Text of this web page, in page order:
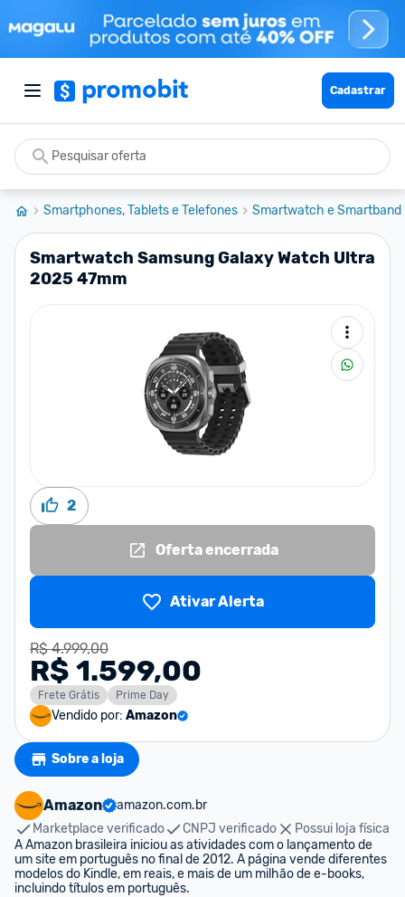
Cadastrar
Smartphones, Tablets e Telefones Smartwatch e Smartband
Smartwatch Samsung Galaxy Watch Ultra
2025 47mm
2
Oferta encerrada
Ativar Alerta
R$ 4.999,00
R$ 1.599,00
Frete Grátis Prime Day
Vendido por: Amazon
Sobre a loja
Amazon
amazon.com.br
Marketplace verificado
CNPJ verificado
Possui loja física
A Amazon brasileira iniciou as atividades com o lançamento de
um site em português no final de 2012. A página vende diferentes
modelos do Kindle, em reais, e mais de um milhão de e-books,
incluindo títulos em português.